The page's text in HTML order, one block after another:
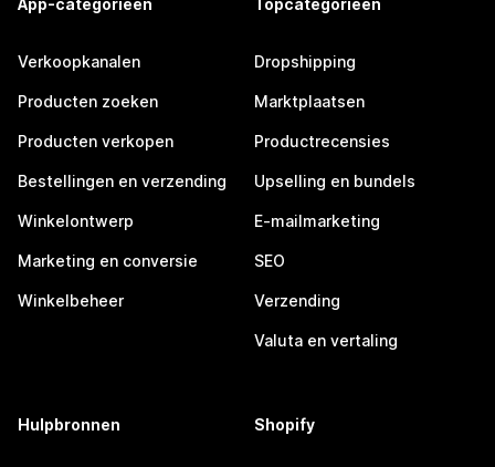
App-categorieën
Verkoopkanalen
Producten zoeken
Producten verkopen
Bestellingen en verzending
Winkelontwerp
Marketing en conversie
Winkelbeheer
Topcategorieën
Dropshipping
Marktplaatsen
Productrecensies
Upselling en bundels
E-mailmarketing
SEO
Verzending
Valuta en vertaling
Hulpbronnen Shopify